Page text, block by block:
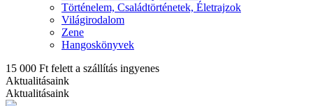
Történelem, Családtörténetek, Életrajzok
Világirodalom
Zene
Hangoskönyvek
15 000 Ft felett a szállítás ingyenes
Aktualitásaink
Aktualitásaink